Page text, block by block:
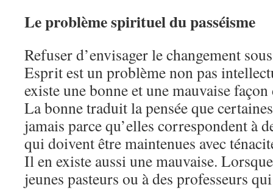
Le problème spirituel du passéisme
Refuser d’envisager le changement
Esprit est un problème non pas
existe une bonne et une mauvaise façon
La bonne traduit la pensée que
jamais parce qu’elles correspondent à
qui doivent être maintenues avec
Il en existe aussi une mauvaise.
jeunes pasteurs ou à des professeurs